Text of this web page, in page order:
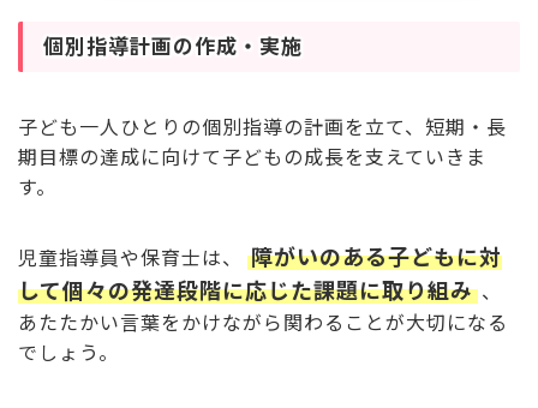
個別指導計画の作成・実施
子ども一人ひとりの個別指導の計画を立て、短期・長
期目標の達成に向けて子どもの成長を支えていきま
す。
児童指導員や保育士は、
障がいのある子どもに対
して個々の発達段階に応じた課題に取り組み 、
あたたかい言葉をかけながら関わることが大切になる
でしょう。